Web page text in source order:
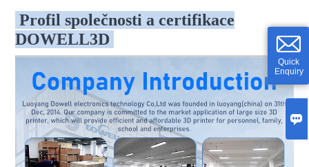

Quick
Enquiry
Profil společnosti a certifikace
DOWELL3D